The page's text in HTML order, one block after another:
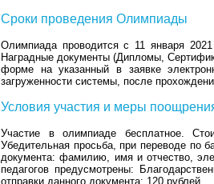
Сроки проведения Олимпиады
Олимпиада проводится с 11 января
Наградные документы (Дипломы,
форме на указанный в заявке
загруженности системы, после
Условия участия и меры
Участие в олимпиаде бесплатное.
Убедительная просьба, при переводе по
документа: фамилию, имя и отчество,
педагогов предусмотрены:
отправки данного документа: 120 рублей.